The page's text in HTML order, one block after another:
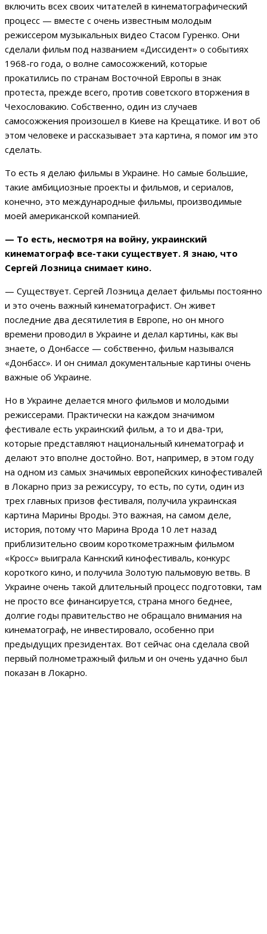
включить всех своих читателей в кинематографический
процесс — вместе с очень известным молодым
режиссером музыкальных видео Стасом Гуренко. Они
сделали фильм под названием «Диссидент» о событиях
1968-го года, о волне самосожжений, которые
прокатились по странам Восточной Европы в знак
протеста, прежде всего, против советского вторжения в
Чехословакию. Собственно, один из случаев
самосожжения произошел в Киеве на Крещатике. И вот об
этом человеке и рассказывает эта картина, я помог им это
сделать.
То есть я делаю фильмы в Украине. Но самые большие,
такие амбициозные проекты и фильмов, и сериалов,
конечно, это международные фильмы, производимые
моей американской компанией.
— То есть, несмотря на войну, украинский
кинематограф все-таки существует. Я знаю, что
Сергей Лозница снимает кино.
— Существует. Сергей Лозница делает фильмы постоянно
и это очень важный кинематографист. Он живет
последние два десятилетия в Европе, но он много
времени проводил в Украине и делал картины, как вы
знаете, о Донбассе — собственно, фильм назывался
«Донбасс». И он снимал документальные картины очень
важные об Украине.
Но в Украине делается много фильмов и молодыми
режиссерами. Практически на каждом значимом
фестивале есть украинский фильм, а то и два-три,
которые представляют национальный кинематограф и
делают это вполне достойно. Вот, например, в этом году
на одном из самых значимых европейских кинофестивалей
в Локарно приз за режиссуру, то есть, по сути, один из
трех главных призов фестиваля, получила украинская
картина Марины Вроды. Это важная, на самом деле,
история, потому что Марина Врода 10 лет назад
приблизительно своим короткометражным фильмом
«Кросс» выиграла Каннский кинофестиваль, конкурс
короткого кино, и получила Золотую пальмовую ветвь. В
Украине очень такой длительный процесс подготовки, там
не просто все финансируется, страна много беднее,
долгие годы правительство не обращало внимания на
кинематограф, не инвестировало, особенно при
предыдущих президентах. Вот сейчас она сделала свой
первый полнометражный фильм и он очень удачно был
показан в Локарно.